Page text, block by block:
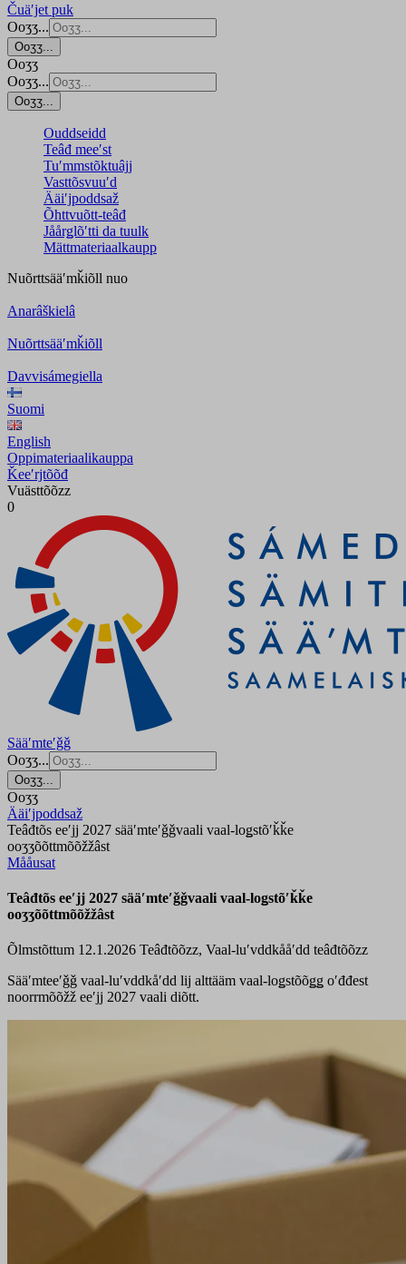
Čuäʹjet puk
Ooʒʒ...
Ooʒʒ...
Ooʒʒ
Ooʒʒ...
Ooʒʒ...
Ouddseidd
Teâđ meeʹst
Tuʹmmstõktuâjj
Vasttõsvuuʹd
Ääiʹjpoddsaž
Õhttvuõtt-teâđ
Jåårǥlõʹtti da tuulk
Mättmateriaalkaupp
Nuõrttsääʹmǩiõll nuo
Anarâškielâ
Nuõrttsääʹmǩiõll
Davvisámegiella
Suomi
English
Oppimateriaalikauppa
Ǩeeʹrjtõõđ
Vuästtõõzz
0
Sääʹmteʹǧǧ
Ooʒʒ...
Ooʒʒ...
Ooʒʒ
Ääiʹjpoddsaž
Teâđtõs eeʹjj 2027 sääʹmteʹǧǧvaali vaal-loǥstõʹǩǩe
ooʒʒõõttmõõžžâst
Mååusat
Teâđtõs eeʹjj 2027 sääʹmteʹǧǧvaali vaal-loǥstõʹǩǩe
ooʒʒõõttmõõžžâst
Õlmstõttum 12.1.2026 Teâđtõõzz, Vaal-luʹvddkååʹdd teâđtõõzz
Sääʹmteeʹǧǧ vaal-luʹvddkåʹdd lij alttääm vaal-loǥstõõǥǥ oʹđđest
noorrmõõžž eeʹjj 2027 vaali diõtt.